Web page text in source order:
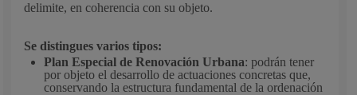
delimite, en coherencia con su objeto.
Se distingues varios tipos:
Plan Especial de Renovación Urbana: podrán tener
por objeto el desarrollo de actuaciones concretas que,
conservando la estructura fundamental de la ordenación